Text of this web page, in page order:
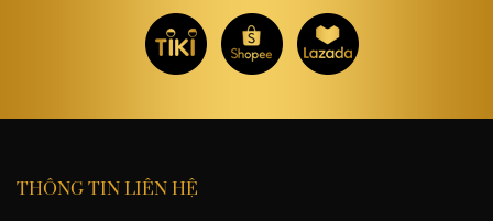
THÔNG TIN LIÊN HỆ